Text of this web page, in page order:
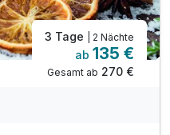
3 Tage | 2 Nächte
ab 135 €
Gesamt ab 270 €